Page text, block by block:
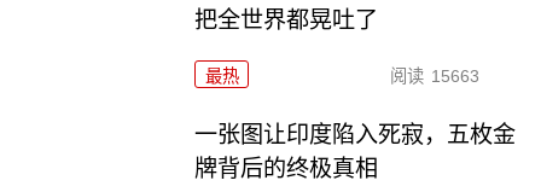
把全世界都晃吐了
最热 阅读 15663
一张图让印度陷入死寂，五枚金
牌背后的终极真相